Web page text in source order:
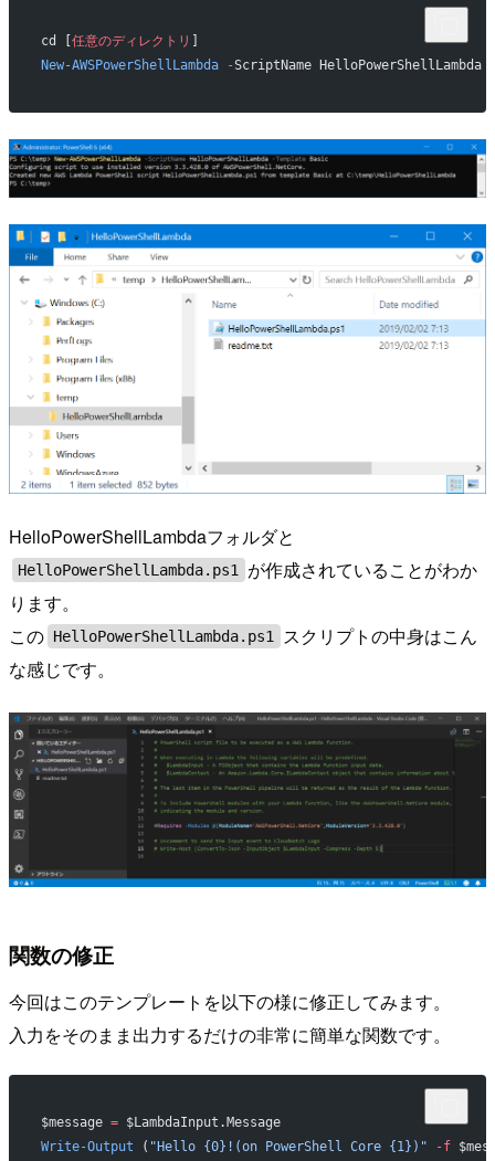
cd [ 任意のディレクトリ
New-AWSPowerShellLambda -ScriptName HelloPowerShellLambda
HelloPowerShellLambdaフォルダと
HelloPowerShellLambda.ps1
が作成されていることがわか
ります。
この HelloPowerShellLambda.ps1
スクリプトの中身はこん
な感じです。
関数の修正
今回はこのテンプレートを以下の様に修正してみます。
入力をそのまま出力するだけの非常に簡単な関数です。
$message = $LambdaInput.Message
Write-Output ( "Hello {0}!(on PowerShell Core {1})" -f